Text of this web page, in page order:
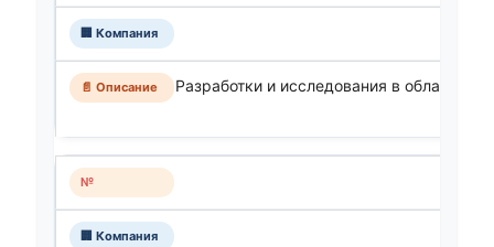
Разработки и исследования в области